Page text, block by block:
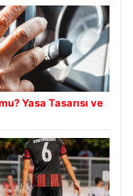
Yasa Tasarısı ve